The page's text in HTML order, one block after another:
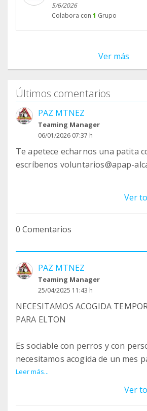
5/6/2026
Colabora con 1 Grupo
Ver más
Últimos comentarios
PAZ MTNEZ
Teaming Manager
06/01/2026 07:37 h
Te apetece echarnos una patita
escríbenos voluntarios@apap-
Ver
0 Comentarios
PAZ MTNEZ
Teaming Manager
25/04/2025 11:43 h
NECESITAMOS ACOGIDA
PARA ELTON
Es sociable con perros y con
necesitamos acogida de un mes
problema en la pata y poder
Leer más...
Ver